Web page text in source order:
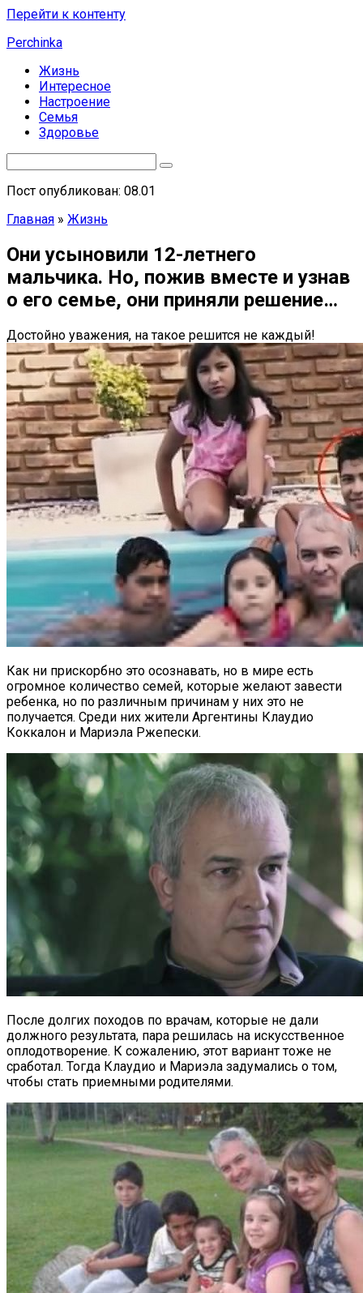
Перейти к контенту
Perchinka
Жизнь
Интересное
Настроение
Семья
Здоровье
Пост опубликован: 08.01
Главная » Жизнь
Они усыновили 12-летнего
мальчика. Но, пожив вместе и узнав
о его семье, они приняли решение…
Достойно уважения, на такое решится не каждый!
Как ни прискорбно это осознавать, но в мире есть
огромное количество семей, которые желают завести
ребенка, но по различным причинам у них это не
получается. Среди них жители Аргентины Клаудио
Коккалон и Мариэла Ржепески.
После долгих походов по врачам, которые не дали
должного результата, пара решилась на искусственное
оплодотворение. К сожалению, этот вариант тоже не
сработал. Тогда Клаудио и Мариэла задумались о том,
чтобы стать приемными родителями.